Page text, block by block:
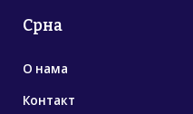
Срна
О нама
Контакт